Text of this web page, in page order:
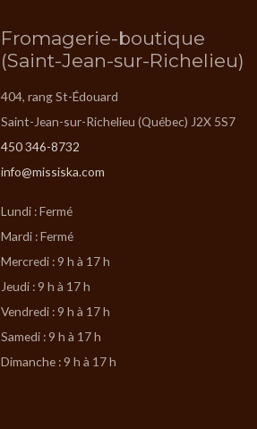
Fromagerie-boutique
(Saint-Jean-sur-Richelieu)
404, rang St-Édouard
Saint-Jean-sur-Richelieu (Québec) J2X 5S7
450 346-8732
info@missiska.com
Lundi : Fermé
Mardi : Fermé
Mercredi : 9 h à 17 h
Jeudi : 9 h à 17 h
Vendredi : 9 h à 17 h
Samedi : 9 h à 17 h
Dimanche : 9 h à 17 h